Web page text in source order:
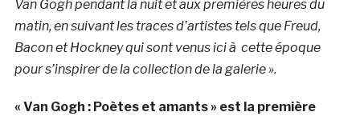
Van Gogh pendant la nuit et aux premières heures du
matin, en suivant les traces d’artistes tels que Freud,
Bacon et Hockney qui sont venus ici à cette époque
pour s’inspirer de la collection de la galerie ».
« Van Gogh : Poètes et amants » est la première